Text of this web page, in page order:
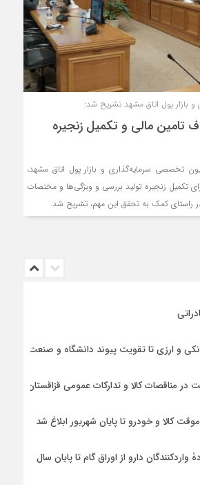
و بازار پول اتاق مشهد تشریح شد:
تامین مالی و تکمیل زنجیره
تخصصی سرمایه‌گذاری و بازار پول اتاق مشهد،
تکمیل زنجیره تولید بررسی و ویژگی‌ها و مختصات
راستای کمک به تحقق این مهم، تشریح شد.
و ارزی تا تقویت پیوند دانشگاه و صنعت
در مناقصات کالا و تدارکات عمومی قزاقستان
کالا و خودرو تا پایان شهریور ابلاغ شد
واردکنندگان دارو از اوراق گام تا پایان سال